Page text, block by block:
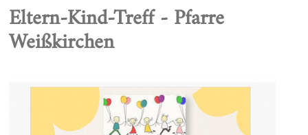
Eltern-Kind-Treff - Pfarre
Weißkirchen